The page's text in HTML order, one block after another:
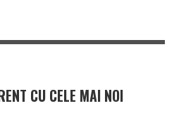
CU CELE MAI NOI